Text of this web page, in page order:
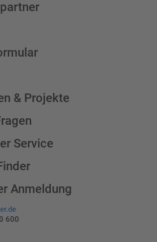
& Projekte
Service
Anmeldung
600